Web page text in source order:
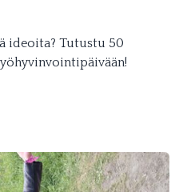
ideoita? Tutustu 50